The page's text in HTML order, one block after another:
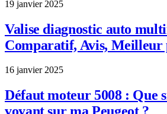
19 janvier 2025
Valise diagnostic auto
Comparatif, Avis,
16 janvier 2025
Défaut moteur 5008 : Que